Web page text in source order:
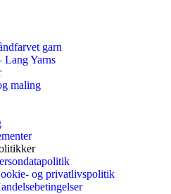
garn
Lang Yarns
maling
og privatlivspolitik